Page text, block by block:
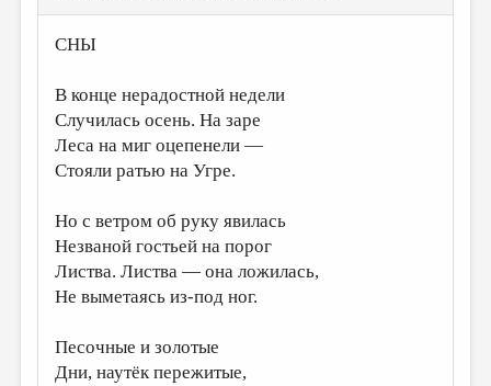
ЛИТСАЛОН
НОВОСТИ
ПРАВИЛА САЙТА
ОТДЕЛЫ И РУБРИКИ
ИЗБРАННОЕ
ПРОИЗВЕДЕНИЯ
ПЕРЕВОДЫ
ДЕТСКАЯ КОМНАТА
СНЫ
В конце нерадостной недели
Случилась осень. На заре
Леса на миг оцепенели —
Стояли ратью на Угре.
Но с ветром об руку явилась
Незваной гостьей на порог
Листва. Листва — она ложилась,
Не выметаясь из-под ног.
Песочные и золотые
Дни, наутёк пережитые,